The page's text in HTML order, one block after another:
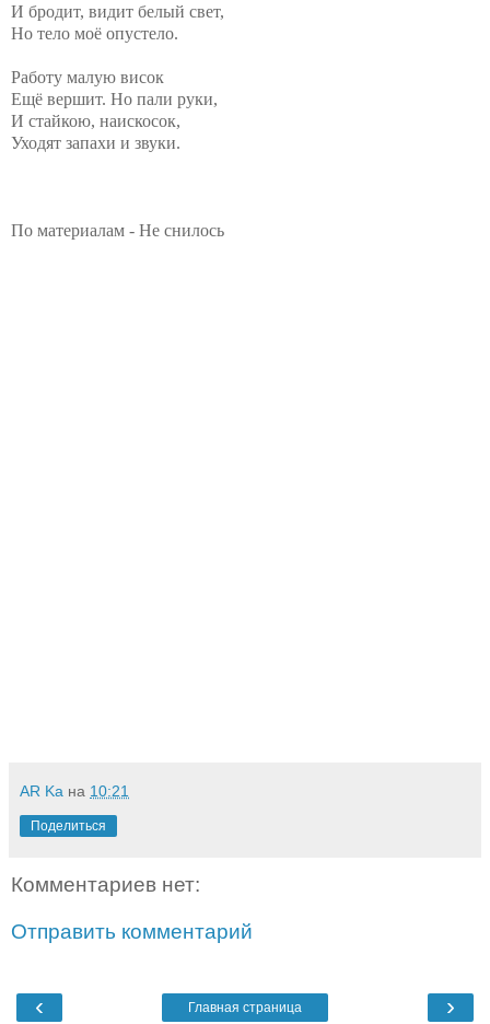
И бродит, видит белый свет,
Но тело моё опустело.
Работу малую висок
Ещё вершит. Но пали руки,
И стайкою, наискосок,
Уходят запахи и звуки.
По материалам - Не снилось
AR Ka на 10:21
Поделиться
Комментариев нет:
Отправить комментарий
‹ ›
Главная страница